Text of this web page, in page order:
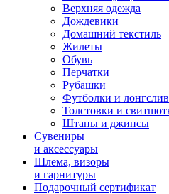
Верхняя одежда
Дождевики
Домашний текстиль
Жилеты
Обувь
Перчатки
Рубашки
Футболки и
Толстовки и
Штаны и джинсы
Сувениры
и аксессуары
Шлема, визоры
и гарнитуры
Подарочный сертификат